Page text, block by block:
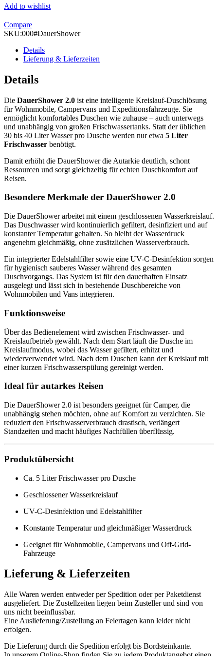
Add to wishlist
Compare
SKU:000#DauerShower
Details
Lieferung & Lieferzeiten
Details
Die DauerShower 2.0 ist eine intelligente Kreislauf-Duschlösung
für Wohnmobile, Campervans und Expeditionsfahrzeuge. Sie
ermöglicht komfortables Duschen wie zuhause – auch unterwegs
und unabhängig von großen Frischwassertanks. Statt der üblichen
30 bis 40 Liter Wasser pro Dusche werden nur etwa 5 Liter
Frischwasser benötigt.
Damit erhöht die DauerShower die Autarkie deutlich, schont
Ressourcen und sorgt gleichzeitig für echten Duschkomfort auf
Reisen.
Besondere Merkmale der DauerShower 2.0
Die DauerShower arbeitet mit einem geschlossenen Wasserkreislauf.
Das Duschwasser wird kontinuierlich gefiltert, desinfiziert und auf
konstanter Temperatur gehalten. So bleibt der Wasserdruck
angenehm gleichmäßig, ohne zusätzlichen Wasserverbrauch.
Ein integrierter Edelstahlfilter sowie eine UV-C-Desinfektion sorgen
für hygienisch sauberes Wasser während des gesamten
Duschvorgangs. Das System ist für den dauerhaften Einsatz
ausgelegt und lässt sich in bestehende Duschbereiche von
Wohnmobilen und Vans integrieren.
Funktionsweise
Über das Bedienelement wird zwischen Frischwasser- und
Kreislaufbetrieb gewählt. Nach dem Start läuft die Dusche im
Kreislaufmodus, wobei das Wasser gefiltert, erhitzt und
wiederverwendet wird. Nach dem Duschen kann der Kreislauf mit
einer kurzen Frischwasserspülung gereinigt werden.
Ideal für autarkes Reisen
Die DauerShower 2.0 ist besonders geeignet für Camper, die
unabhängig stehen möchten, ohne auf Komfort zu verzichten. Sie
reduziert den Frischwasserverbrauch drastisch, verlängert
Standzeiten und macht häufiges Nachfüllen überflüssig.
Produktübersicht
Ca. 5 Liter Frischwasser pro Dusche
Geschlossener Wasserkreislauf
UV-C-Desinfektion und Edelstahlfilter
Konstante Temperatur und gleichmäßiger Wasserdruck
Geeignet für Wohnmobile, Campervans und Off-Grid-
Fahrzeuge
Lieferung & Lieferzeiten
Alle Waren werden entweder per Spedition oder per Paketdienst
ausgeliefert. Die Zustellzeiten liegen beim Zusteller und sind von
uns nicht beeinflussbar.
Eine Auslieferung/Zustellung an Feiertagen kann leider nicht
erfolgen.
Die Lieferung durch die Spedition erfolgt bis Bordsteinkante.